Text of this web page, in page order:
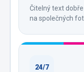
Čitelný text
na společných
24/7